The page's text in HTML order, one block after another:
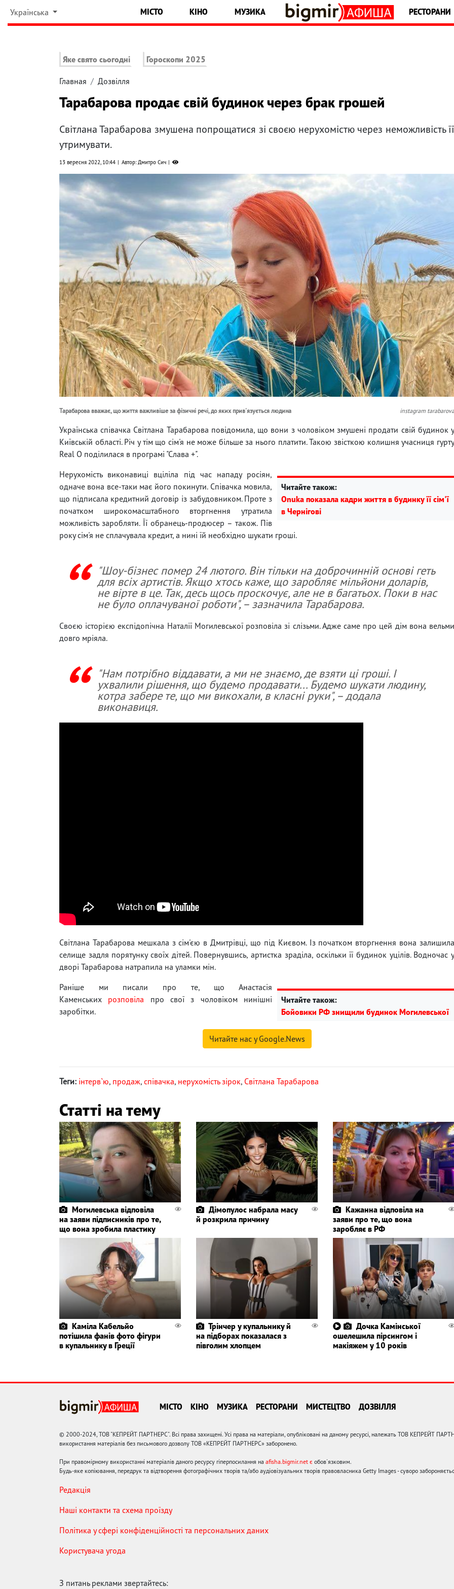
Українська МІСТО КІНО МУЗИКА РЕСТОРАНИ
Яке свято сьогодні Гороскопи 2025
Главная Дозвілля
Тарабарова продає свій будинок через брак грошей
Світлана Тарабарова змушена попрощатися зі своєю нерухомістю через неможливість її
утримувати.
13 вересня 2022, 10:44 Автор: Дмитро Сич
Тарабарова вважає, що життя важливіше за фізичні речі, до яких прив'язується людина instagram tarabarova
Українська співачка Світлана Тарабарова повідомила, що вони з чоловіком змушені продати свій будинок у
Київській області. Річ у тім що сім'я не може більше за нього платити. Такою звісткою колишня учасниця гурту
Real O поділилася в програмі "Слава +".
Читайте також:
Onuka показала кадри життя в будинку її сім'ї
в Чернігові
Нерухомість виконавиці вціліла під час нападу росіян,
одначе вона все-таки має його покинути. Співачка мовила,
що підписала кредитний договір із забудовником. Проте з
початком широкомасштабного вторгнення утратила
можливість заробляти. Її обранець-продюсер – також. Пів
року сім'я не сплачувала кредит, а нині їй необхідно шукати гроші.
"Шоу-бізнес помер 24 лютого. Він тільки на доброчинній основі геть
для всіх артистів. Якщо хтось каже, що заробляє мільйони доларів,
не вірте в це. Так, десь щось проскочує, але не в багатьох. Поки в нас
не було оплачуваної роботи", – зазначила Тарабарова.
Своєю історією експідопічна Наталії Могилевської розповіла зі слізьми. Адже саме про цей дім вона вельми
довго мріяла.
"Нам потрібно віддавати, а ми не знаємо, де взяти ці гроші. І
ухвалили рішення, що будемо продавати... Будемо шукати людину,
котра забере те, що ми викохали, в класні руки", – додала
виконавиця.
Світлана Тарабарова мешкала з сім'єю в Дмитрівці, що під Києвом. Із початком вторгнення вона залишила
селище задля порятунку своїх дітей. Повернувшись, артистка зраділа, оскільки її будинок уцілів. Водночас у
дворі Тарабарова натрапила на уламки мін.
Читайте також:
Бойовики РФ знищили будинок Могилевської
Раніше ми писали про те, що Анастасія
Каменських розповіла про свої з чоловіком нинішні
заробітки.
Читайте нас у Google.News
Теги: інтерв`ю, продаж, співачка, нерухомість зірок, Світлана Тарабарова
Статті на тему
Могилевська відповіла
на заяви підписників про те,
що вона зробила пластику
Дімопулос набрала масу
й розкрила причину
Кажанна відповіла на
заяви про те, що вона
заробляє в РФ
Каміла Кабельйо
потішила фанів фото фігури
в купальнику в Греції
Трінчер у купальнику й
на підборах показалася з
півголим хлопцем
Дочка Камінської
ошелешила пірсингом і
макіяжем у 10 років
МІСТО КІНО МУЗИКА РЕСТОРАНИ МИСТЕЦТВО ДОЗВІЛЛЯ
© 2000-2024, ТОВ "КЕПРЕЙТ ПАРТНЕРС". Всі права захищені. Усі права на матеріали, опубліковані на даному ресурсі, належать ТОВ КЕПРЕЙТ
використання матеріалів без письмового дозволу ТОВ «КЕПРЕЙТ ПАРТНЕРС» заборонено.
При правомірному використанні матеріалів даного ресурсу гіперпосилання на afisha.bigmir.net є обов'язковим.
Будь-яке копіювання, передрук та відтворення фотографічних творів та/або аудіовізуальних творів правовласника Getty Images - суворо
Редакція
Наші контакти та схема проїзду
Політика у сфері конфіденційності та персональних даних
Користувача угода
З питань реклами звертайтесь: